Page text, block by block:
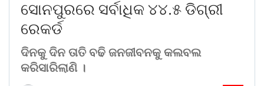
ସୋନପୁରରେ ସର୍ବାଧିକ ୪୪.୫ ଡିଗ୍ରୀ
ରେକର୍ଡ
ଦିନକୁ ଦିନ ତାତି ବଢି ଜନଜୀବନକୁ କଲବଲ
କରିସାରିଲାଣି ।